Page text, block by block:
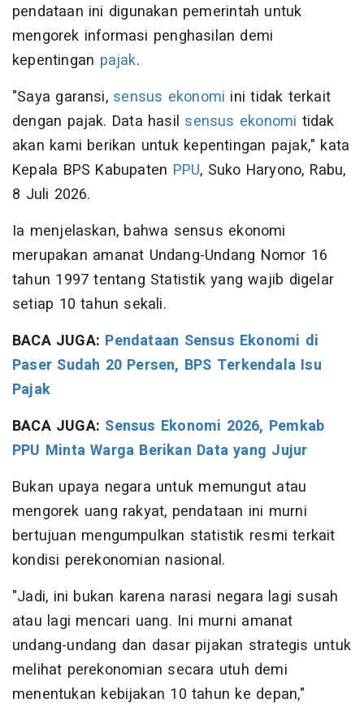
pendataan ini digunakan pemerintah untuk
mengorek informasi penghasilan demi
kepentingan pajak.
"Saya garansi, sensus ekonomi ini tidak terkait
dengan pajak. Data hasil sensus ekonomi tidak
akan kami berikan untuk kepentingan pajak," kata
Kepala BPS Kabupaten PPU, Suko Haryono, Rabu,
8 Juli 2026.
Ia menjelaskan, bahwa sensus ekonomi
merupakan amanat Undang-Undang Nomor 16
tahun 1997 tentang Statistik yang wajib digelar
setiap 10 tahun sekali.
BACA JUGA: Pendataan Sensus Ekonomi di
Paser Sudah 20 Persen, BPS Terkendala Isu
Pajak
BACA JUGA: Sensus Ekonomi 2026, Pemkab
PPU Minta Warga Berikan Data yang Jujur
Bukan upaya negara untuk memungut atau
mengorek uang rakyat, pendataan ini murni
bertujuan mengumpulkan statistik resmi terkait
kondisi perekonomian nasional.
"Jadi, ini bukan karena narasi negara lagi susah
atau lagi mencari uang. Ini murni amanat
undang-undang dan dasar pijakan strategis untuk
melihat perekonomian secara utuh demi
menentukan kebijakan 10 tahun ke depan,"